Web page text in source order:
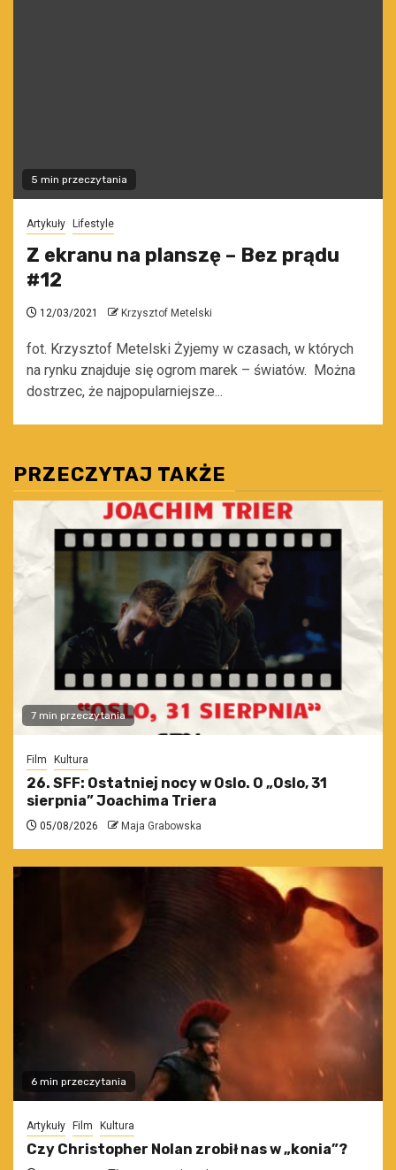
5 min przeczytania
Artykuły Lifestyle
Z ekranu na planszę – Bez prądu
#12
12/03/2021 Krzysztof Metelski
fot. Krzysztof Metelski Żyjemy w czasach, w których
na rynku znajduje się ogrom marek – światów. Można
dostrzec, że najpopularniejsze...
PRZECZYTAJ TAKŻE
7 min przeczytania
Film Kultura
26. SFF: Ostatniej nocy w Oslo. O „Oslo, 31
sierpnia” Joachima Triera
05/08/2026 Maja Grabowska
6 min przeczytania
Artykuły Film Kultura
Czy Christopher Nolan zrobił nas w „konia”?